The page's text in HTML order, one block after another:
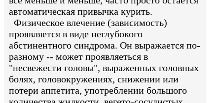
автоматическая привычка курить.
Физическое влечение (зависимость)
проявляется в виде неглубокого
абстинентного синдрома. Он выражается по-
разному -- может проявляеться в
"несвежести головы", выраженных головных
болях, головокружениях, снижении или
потери аппетита, употреблении большого